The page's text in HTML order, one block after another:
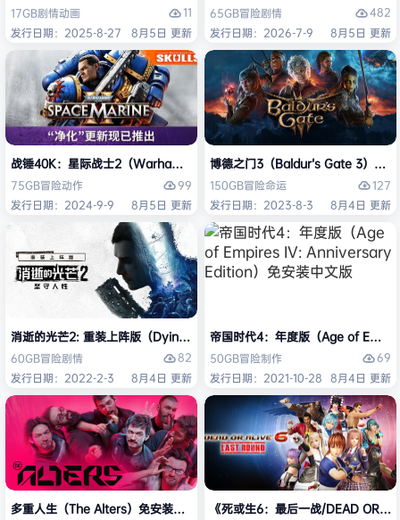
17GB剧情动画
11
发行日期：2025-8-27
8月5日 更新
65GB冒险剧情
482
发行日期：2026-7-9
8月5日 更新
战锤40K：星际战士2（Warhammer 40,000: Space Marine 2）免安装
75GB冒险动作
99
发行日期：2024-9-9
8月5日 更新
博德之门3（Baldur’s Gate 3）免安
150GB冒险命运
127
发行日期：2023-8-3
8月4日 更新
消逝的光芒2: 重装上阵版（Dying Light 2 Stay Human: Reloaded
60GB冒险剧情
82
发行日期：2022-2-3
8月4日 更新
帝国时代4：年度版（Age of
50GB冒险制作
69
发行日期：2021-10-28 8月4日 更新
多重人生（The Alters）免安装中文版 《死或生6：最后一战/DEAD OR